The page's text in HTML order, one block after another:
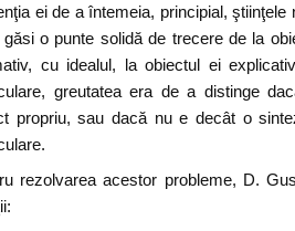
ei de a întemeia, principial,
o punte solidă de trecere de la
cu idealul, la obiectul ei
greutatea era de a distinge
propriu, sau dacă nu e decât o
rezolvarea acestor probleme, D.